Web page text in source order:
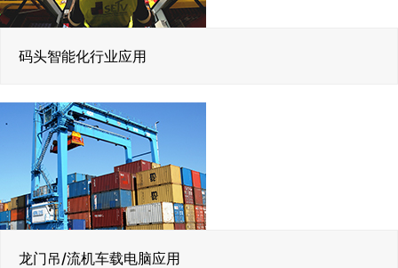
码头智能化行业应用
龙门吊/流机车载电脑应用